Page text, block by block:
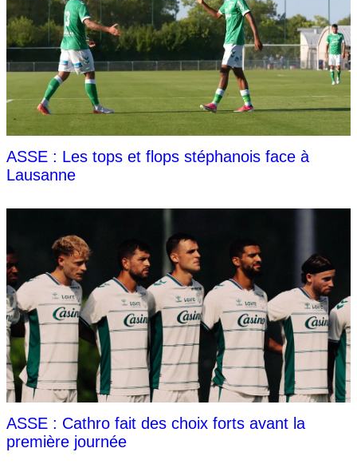
ASSE : Les tops et flops stéphanois face à
Lausanne
ASSE : Cathro fait des choix forts avant la
première journée